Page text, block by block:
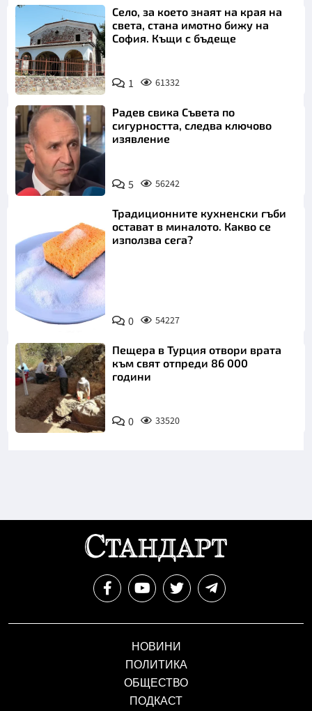
Село, за което знаят на края на
света, стана имотно бижу на
София. Къщи с бъдеще
1 61332
Радев свика Съвета по
сигурността, следва ключово
изявление
5 56242
Снимка:
Пиксабей
Традиционните кухненски гъби
остават в миналото. Какво се
използва сега?
0 54227
Пещера в Турция отвори врата
към свят отпреди 86 000
години
0 33520
НОВИНИ
ПОЛИТИКА
ОБЩЕСТВО
ПОДКАСТ